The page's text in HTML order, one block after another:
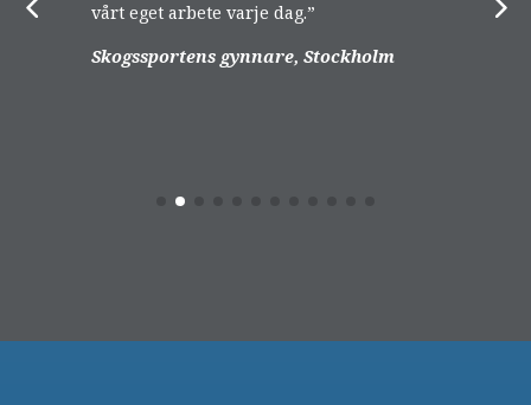
vårt eget arbete varje dag.”
Skogssportens gynnare, Stockholm